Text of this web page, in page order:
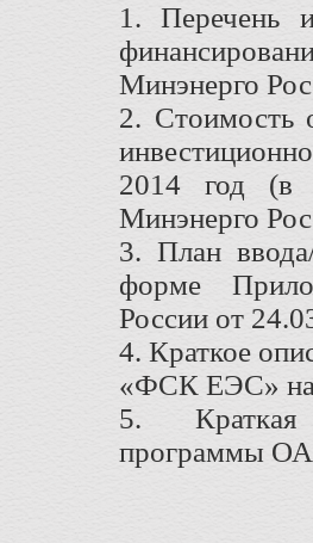
1. Перечень
Минэнерго
2. Стоимость
2014 год (в
Минэнерго
3. План
форме
России от
4. Краткое
«ФСК ЕЭС» на
5. Краткая
программы